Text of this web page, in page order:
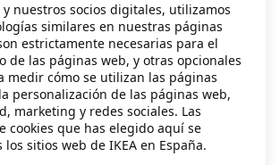
y nuestros socios digitales, utilizamos
similares en nuestras páginas
estrictamente necesarias para el
de las páginas web, y otras opcionales
medir cómo se utilizan las páginas
personalización de las páginas web,
marketing y redes sociales. Las
cookies que has elegido aquí se
sitios web de IKEA en España.